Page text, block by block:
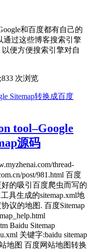
和百度都有自己的
通过这些博客搜索引擎
便方便搜索引擎对自
833 次浏览
tool–Google
源码
thread-
post/981.html 百度
的吸引百度爬虫而写的
具生成的sitemap.xml地
议的地图. 百度Sitemap
Baidu Sitemap
关键字:baidu sitemap
站地图 百度网站地图转换